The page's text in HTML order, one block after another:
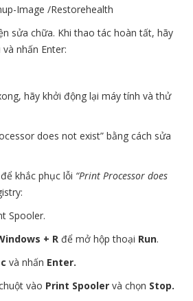
Image /Restorehealth
sửa chữa. Khi thao tác hoàn tất, hãy
nhấn Enter:
hãy khởi động lại máy tính và thử
does not exist” bằng cách sửa
khắc phục lỗi “Print Processor does
Spooler.
+ R để mở hộp thoại Run.
và nhấn Enter.
vào Print Spooler và chọn Stop.